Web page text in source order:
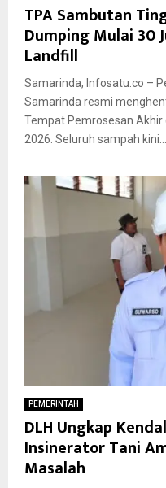
TPA Sambutan
Dumping Mulai 30
Landfill
Samarinda, Infosatu.co –
Samarinda resmi
Tempat Pemrosesan
2026. Seluruh sampah kini...
PEMERINTAH
DLH Ungkap
Insinerator Tani
Masalah